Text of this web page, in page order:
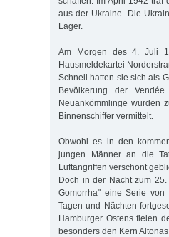
aus der Ukraine. Die
Lager.
Am Morgen des 4. Juli
Hausmeldekartei
Schnell hatten sie sich als
Bevölkerung der
Neuankömmlinge wurden
Binnenschiffer vermittelt.
Obwohl es in den
jungen Männer an die
Luftangriffen verschont
Doch in der Nacht zum
Gomorrha" eine Serie
Tagen und Nächten
Hamburger Ostens fielen
besonders den Kern